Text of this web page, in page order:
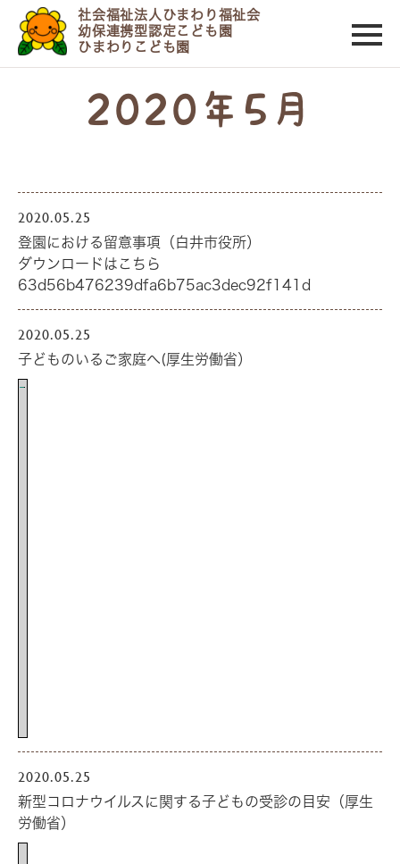
社会福祉法人ひまわり福祉会
幼保連携型認定こども園
ひまわりこども園
2020年5月
2020.05.25
登園における留意事項（白井市役所）
ダウンロードはこちら
63d56b476239dfa6b75ac3dec92f141d
2020.05.25
子どものいるご家庭へ(厚生労働省）
2020.05.25
新型コロナウイルスに関する子どもの受診の目安（厚生
労働省）